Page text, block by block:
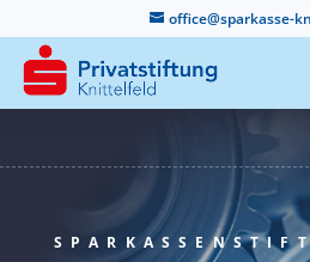
office@sparkasse-